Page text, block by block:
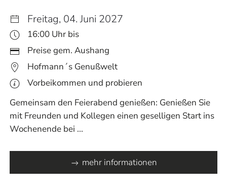
Freitag, 04. Juni 2027
16:00 Uhr bis
Preise gem. Aushang
Hofmann´s Genußwelt
Vorbeikommen und probieren
Gemeinsam den Feierabend genießen: Genießen Sie
mit Freunden und Kollegen einen geselligen Start ins
Wochenende bei ...
mehr informationen